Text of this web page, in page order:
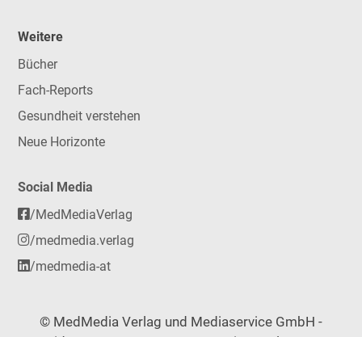
Weitere
Bücher
Fach-Reports
Gesundheit verstehen
Neue Horizonte
Social Media
/MedMediaVerlag
/medmedia.verlag
/medmedia-at
© MedMedia Verlag und Mediaservice GmbH -